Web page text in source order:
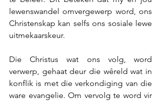
lewenswandel omvergewerp word, ons
Christenskap kan selfs ons sosiale lewe
uitmekaarskeur.
Die Christus wat ons volg, word
verwerp, gehaat deur die wêreld wat in
konflik is met die verkondiging van die
ware evangelie. Om vervolg te word vir